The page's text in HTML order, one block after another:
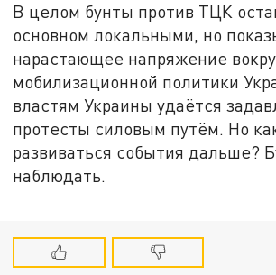
В целом бунты против ТЦК
основном локальными, но
нарастающее напряжение
мобилизационной политики
властям Украины удаётся
протесты силовым путём. Но
развиваться события дальше?
наблюдать.